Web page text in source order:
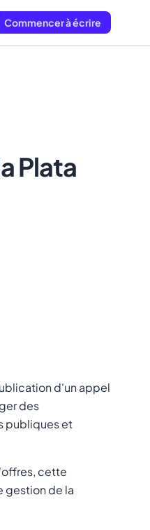
Commencer à écrire
Plata
d'un appel
des
publiques et
cette
gestion de la